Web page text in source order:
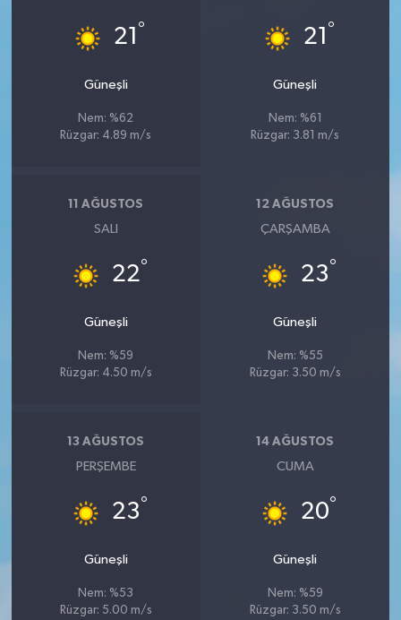
21 °
Güneşli
Nem: %62
Rüzgar: 4.89 m/s
21 °
Güneşli
Nem: %61
Rüzgar: 3.81 m/s
11 AĞUSTOS
SALI
22°
Güneşli
Nem: %59
Rüzgar: 4.50 m/s
12 AĞUSTOS
ÇARŞAMBA
23°
Güneşli
Nem: %55
Rüzgar: 3.50 m/s
13 AĞUSTOS
PERŞEMBE
23°
Güneşli
Nem: %53
Rüzgar: 5.00 m/s
14 AĞUSTOS
CUMA
20°
Güneşli
Nem: %59
Rüzgar: 3.50 m/s